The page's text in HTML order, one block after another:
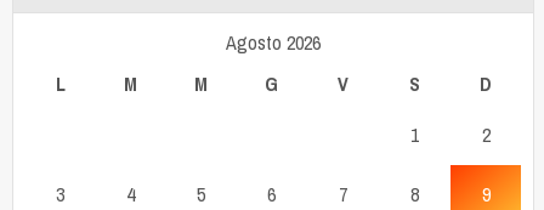
Agosto 2026
L
M M G V S D
1 2
3 4 5 6 7 8 9